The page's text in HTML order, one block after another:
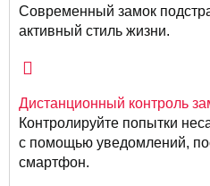
Современный замок
активный стиль жизни.
Дистанционный контроль
Контролируйте попытки
с помощью уведомлений,
смартфон.